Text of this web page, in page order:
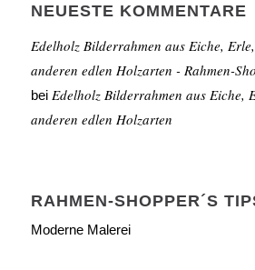
NEUESTE KOMMENTARE
Edelholz Bilderrahmen aus Eiche,
anderen edlen Holzarten - Rahmen-
bei Edelholz Bilderrahmen aus Eiche,
anderen edlen Holzarten
RAHMEN-SHOPPER´S
Moderne Malerei